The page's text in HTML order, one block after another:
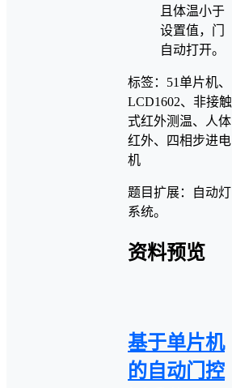
且体温小于
设置值，门
自动打开。
标签：51单片机、
LCD1602、非接触
式红外测温、人体
红外、四相步进电
机
题目扩展：自动灯
系统。
资料预览
基于单片机
的自动门控